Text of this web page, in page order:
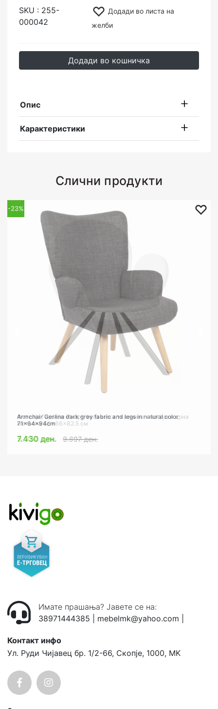
SKU : 255-
000042
Додади во листа на
желби
Додади во кошничка
Опис
Карактеристики
Слични продукти
-32%
Фотелја Гарзеле Инарт бела мека ткаенина - ногарки црна
метална 68x66x82.5 см
5.950 ден. 8.799 ден.
-23%
Armchair Gerlina dark grey fabric and legs in natural color
71x64x94cm
7.430 ден. 9.697 ден.
Имате прашања? Јавете се на:
38971444385
mebelmk@yahoo.com
Контакт инфо
Ул. Руди Чијавец бр. 1/2-66, Скопје, 1000, MK